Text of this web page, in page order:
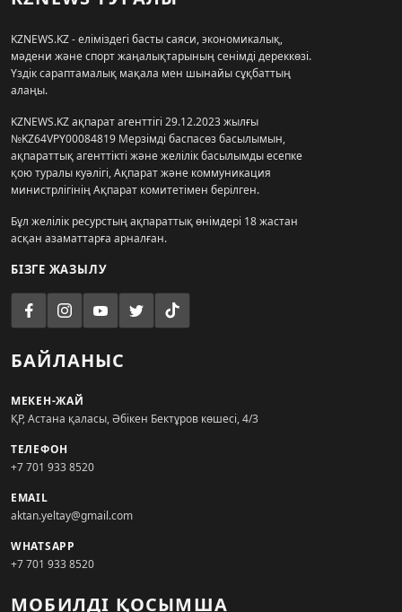
KZNEWS.KZ - еліміздегі басты саяси, экономикалық,
мәдени және спорт жаңалықтарының сенімді дереккөзі.
Үздік сараптамалық мақала мен шынайы сұқбаттың
алаңы.
KZNEWS.KZ ақпарат агенттігі 29.12.2023 жылғы
№KZ64VPY00084819 Мерзімді баспасөз басылымын,
ақпараттық агенттікті және желілік басылымды есепке
қою туралы куәлігі, Ақпарат және коммуникация
министрлігінің Ақпарат комитетімен берілген.
Бұл желілік ресурстың ақпараттық өнімдері 18 жастан
асқан азаматтарға арналған.
БІЗГЕ ЖАЗЫЛУ
БАЙЛАНЫС
МЕКЕН-ЖАЙ
ҚР, Астана қаласы, Әбікен Бектұров көшесі, 4/3
ТЕЛЕФОН
+7 701 933 8520
EMAIL
aktan.yeltay@gmail.com
WHATSAPP
+7 701 933 8520
МОБИЛДІ ҚОСЫМША